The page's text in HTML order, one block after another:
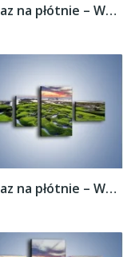
Obraz na płótnie – Woda w nierównym...
Obraz na płótnie – Woda w nierównym...